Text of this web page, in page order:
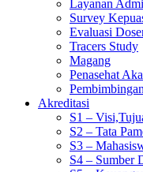
Layanan
Survey
Evaluasi
Tracers Study
Magang
Penasehat
Akreditasi
S1 –
S2 – Tata
S3 –
S4 – Sumber